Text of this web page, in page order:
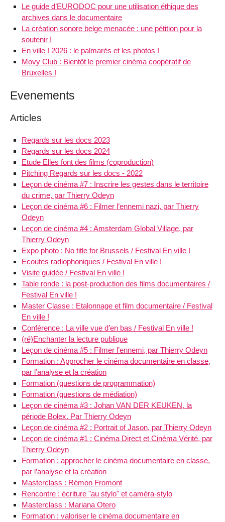
Le guide d’EURODOC pour une utilisation éthique des
archives dans le documentaire
La création sonore belge menacée : une pétition pour la
soutenir !
En ville ! 2026 : le palmarès et les photos !
Movy Club : Bientôt le premier cinéma coopératif de
Bruxelles !
Evenements
Articles
Regards sur les docs 2023
Regards sur les docs 2024
Etude Elles font des films (coproduction)
Pitching Regards sur les docs - 2022
Leçon de cinéma #7 : Inscrire les gestes dans le territoire
du crime, par Thierry Odeyn
Leçon de cinéma #6 : Filmer l’ennemi nazi, par Thierry
Odeyn
Leçon de cinéma #4 : Amsterdam Global Village, par
Thierry Odeyn
Expo photo : No title for Brussels / Festival En ville !
Ecoutes radiophoniques / Festival En ville !
Visite guidée / Festival En ville !
Table ronde : la post-production des films documentaires /
Festival En ville !
Master Classe : Etalonnage et film documentaire / Festival
En ville !
Conférence : La ville vue d’en bas / Festival En ville !
(ré)Enchanter la lecture publique
Leçon de cinéma #5 : Filmer l’ennemi, par Thierry Odeyn
Formation : Approcher le cinéma documentaire en classe,
par l’analyse et la création
Formation (questions de programmation)
Formation (questions de médiation)
Leçon de cinéma #3 : Johan VAN DER KEUKEN, la
période Bolex. Par Thierry Odeyn
Leçon de cinéma #2 : Portrait of Jason, par Thierry Odeyn
Leçon de cinéma #1 : Cinéma Direct et Cinéma Vérité, par
Thierry Odeyn
Formation : approcher le cinéma documentaire en classe,
par l’analyse et la création
Masterclass : Rémon Fromont
Rencontre : écriture "au stylo" et caméra-stylo
Masterclass : Mariana Otero
Formation : valoriser le cinéma documentaire en